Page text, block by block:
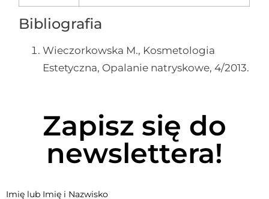
Bibliografia
Wieczorkowska M., Kosmetologia
Estetyczna, Opalanie natryskowe, 4/2013.
Zapisz się do
newslettera!
Imię lub Imię i Nazwisko